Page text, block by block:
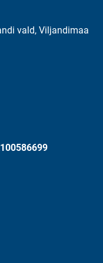
vald, Viljandimaa